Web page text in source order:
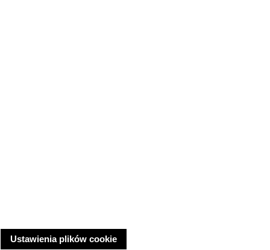
Ustawienia plików cookie